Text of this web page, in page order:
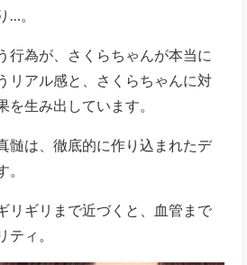
…。
行為が、さくらちゃんが本当に
リアル感と、さくらちゃんに対
生み出しています。
髄は、徹底的に作り込まれたデ
リギリまで近づくと、血管まで
ティ。